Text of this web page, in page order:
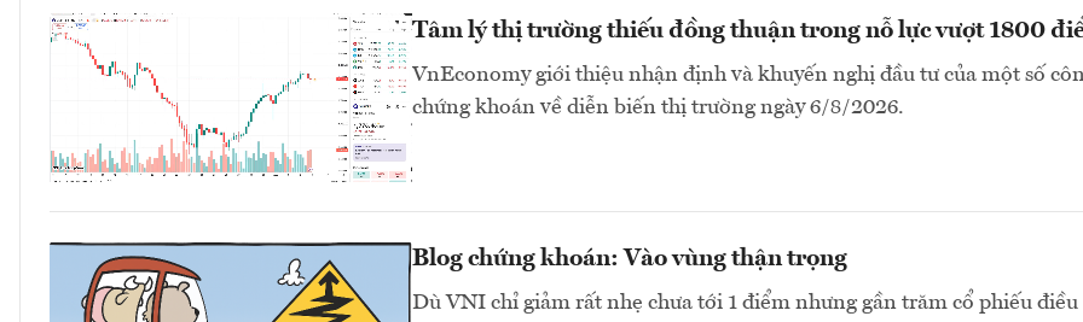
Tâm lý thị trường thiếu đồng thuận trong nỗ lực vượt 1800
VnEconomy giới thiệu nhận định và khuyến nghị đầu tư của một số
chứng khoán về diễn biến thị trường ngày 6/8/2026.
Blog chứng khoán: Vào vùng thận trọng
Dù VNI chỉ giảm rất nhẹ chưa tới 1 điểm nhưng gần trăm cổ phiếu điều